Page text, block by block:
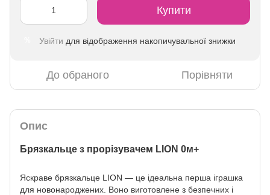
Купити
Увійти для відображення накопичувальної знижки
До обраного Порівняти
Опис
Брязкальце з прорізувачем LION 0м+
Яскраве брязкальце LION — це ідеальна перша іграшка
для новонароджених. Воно виготовлене з безпечних і